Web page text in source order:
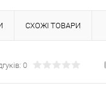
СХОЖІ ТОВАРИ
0